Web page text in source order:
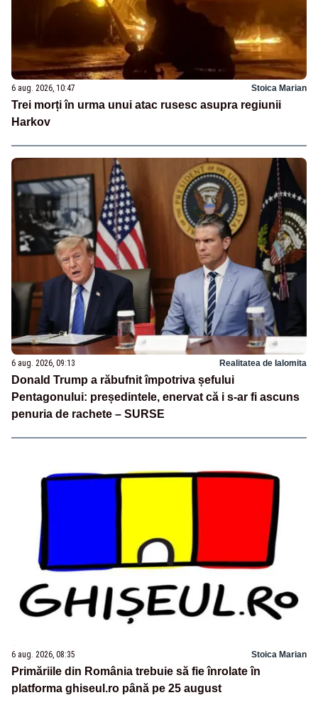
6 aug. 2026, 10:47 Stoica Marian
Trei morți în urma unui atac rusesc asupra regiunii
Harkov
6 aug. 2026, 09:13 Realitatea de Ialomita
Donald Trump a răbufnit împotriva șefului
Pentagonului: președintele, enervat că i s-ar fi ascuns
penuria de rachete – SURSE
6 aug. 2026, 08:35 Stoica Marian
Primăriile din România trebuie să fie înrolate în
platforma ghiseul.ro până pe 25 august